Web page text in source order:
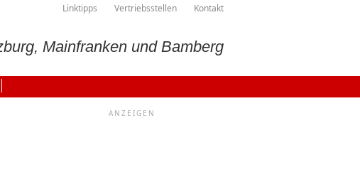
Mainfranken und Bamberg
Linktipps Vertriebsstellen Kontakt
ANZEIGEN